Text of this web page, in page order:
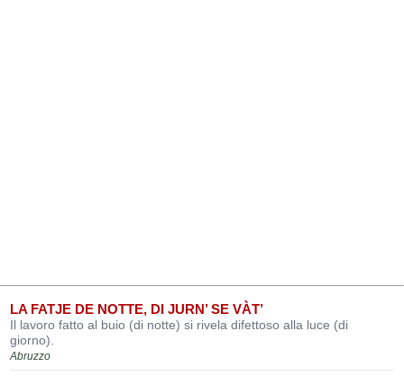
LA FATJE DE NOTTE, DI JURN’ SE VÀT’
Il lavoro fatto al buio (di notte) si rivela difettoso alla luce (di
giorno).
Abruzzo